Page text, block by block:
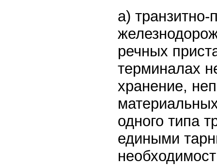
а)
речных
терминалах
хранение,
одного типа
едиными